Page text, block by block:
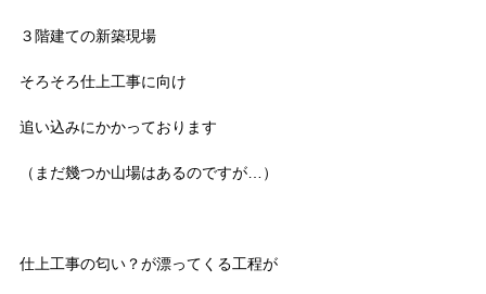
３階建ての新築現場
そろそろ仕上工事に向け
追い込みにかかっております
（まだ幾つか山場はあるのですが…）
仕上工事の匂い？が漂ってくる工程が